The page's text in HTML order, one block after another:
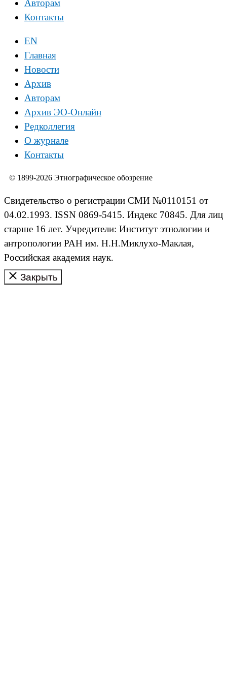
Авторам
Контакты
EN
Главная
Новости
Архив
Авторам
Архив ЭО-Онлайн
Редколлегия
О журнале
Контакты
© 1899-2026 Этнографическое обозрение
Свидетельство о регистрации СМИ №0110151 от
04.02.1993. ISSN 0869-5415. Индекс 70845. Для лиц
старше 16 лет. Учредители: Институт этнологии и
антропологии РАН им. Н.Н.Миклухо-Маклая,
Российская академия наук.
Закрыть